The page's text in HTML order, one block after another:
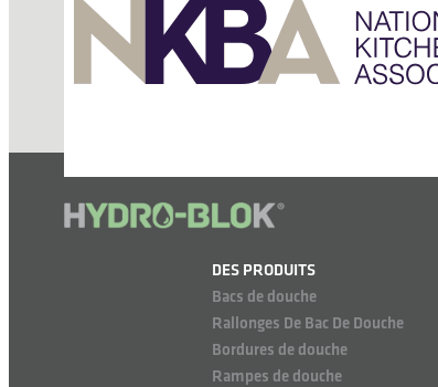
DES PRODUITS
Bacs de douche
Rallonges De Bac De Douche
Bordures de douche
Rampes de douche